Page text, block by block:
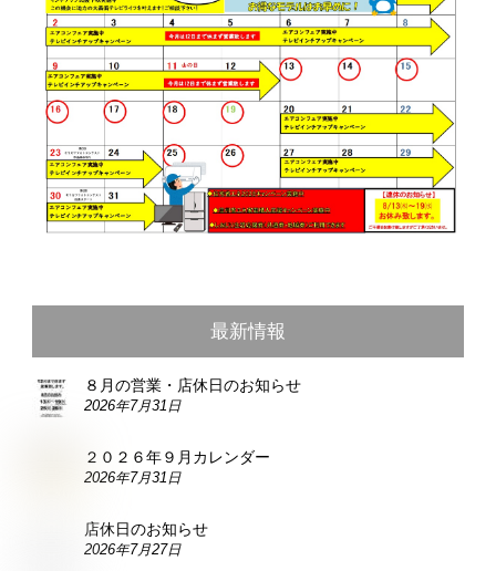
最新情報
８月の営業・店休日のお知らせ
2026年7月31日
２０２６年９月カレンダー
2026年7月31日
店休日のお知らせ
2026年7月27日